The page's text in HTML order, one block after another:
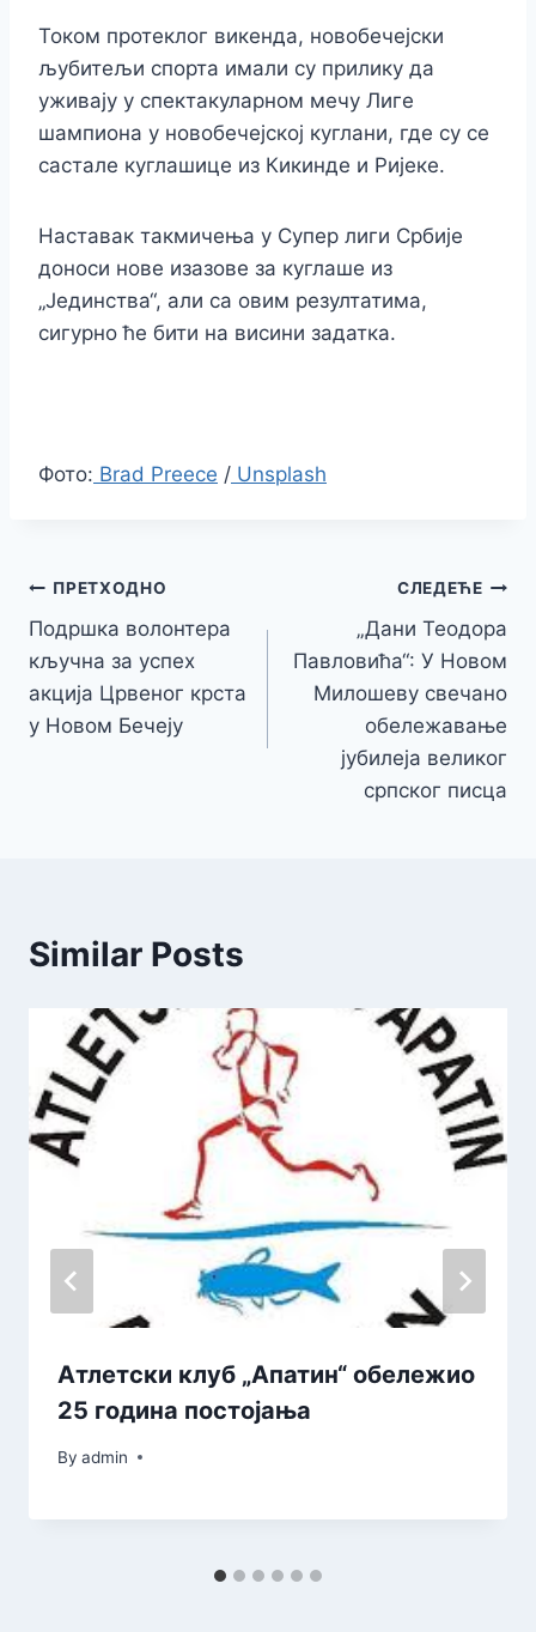
Током протеклог викенда, новобечејски
љубитељи спорта имали су прилику да
уживају у спектакуларном мечу Лиге
шампиона у новобечејској куглани, где су се
састале куглашице из Кикинде и Ријеке.
Наставак такмичења у Супер лиги Србије
доноси нове изазове за куглаше из
„Јединства“, али са овим резултатима,
сигурно ће бити на висини задатка.
Фото: Brad Preece / Unsplash
Кретање
чланка
ПРЕТХОДНО
Подршка волонтера
кључна за успех
акција Црвеног крста
у Новом Бечеју
СЛЕДЕЋЕ
„Дани Теодора
Павловића“: У Новом
Милошеву свечано
обележавање
јубилеја великог
српског писца
Similar Posts
Атлетски клуб „Апатин“ обележио
25 година постојања
By admin